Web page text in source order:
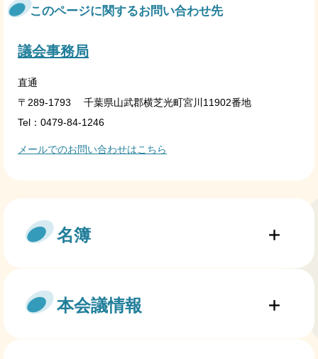
このページに関するお問い合わせ先
議会事務局
直通
〒289-1793
千葉県山武郡横芝光町宮川11902番地
Tel：0479-84-1246
メールでのお問い合わせはこちら
名簿
本会議情報